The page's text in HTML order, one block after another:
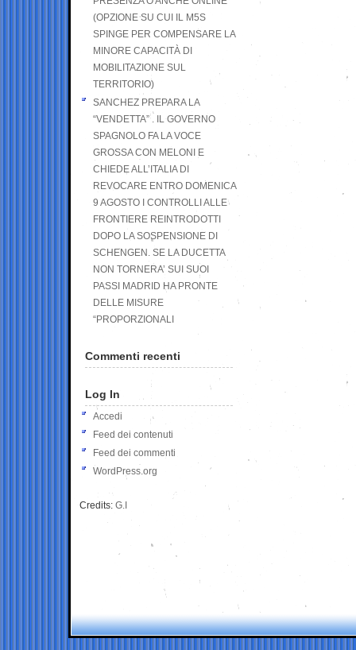
(OPZIONE SU CUI IL M5S
SPINGE PER COMPENSARE LA
MINORE CAPACITÀ DI
MOBILITAZIONE SUL
TERRITORIO)
SANCHEZ PREPARA LA
“VENDETTA” . IL GOVERNO
SPAGNOLO FA LA VOCE
GROSSA CON MELONI E
CHIEDE ALL’ITALIA DI
REVOCARE ENTRO DOMENICA
9 AGOSTO I CONTROLLI ALLE
FRONTIERE REINTRODOTTI
DOPO LA SOSPENSIONE DI
SCHENGEN. SE LA DUCETTA
NON TORNERA’ SUI SUOI
PASSI MADRID HA PRONTE
DELLE MISURE
“PROPORZIONALI
Commenti recenti
Log In
Accedi
Feed dei contenuti
Feed dei commenti
WordPress.org
Credits: G.I